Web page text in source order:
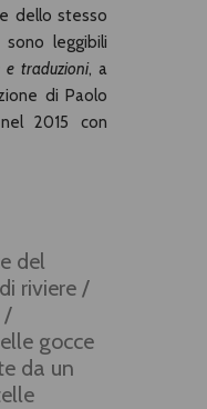
dello stesso
leggibili
e traduzioni, a
di Paolo
2015 con
del
riviere /
/
gocce
da un